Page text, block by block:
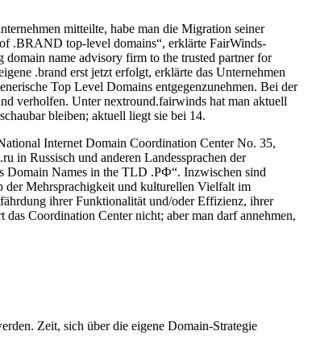
mitteilte, habe man die Migration seiner
.BRAND top-level domains“, erklärte FairWinds-
name advisory firm to the trusted partner for
.brand erst jetzt erfolgt, erklärte das Unternehmen
Top Level Domains entgegenzunehmen. Bei der
verholfen. Unter nextround.fairwinds hat man aktuell
bleiben; aktuell liegt sie bei 14.
Internet Domain Coordination Center No. 35,
in Russisch und anderen Landessprachen der
Domain Names in the TLD .РФ“. Inzwischen sind
der Mehrsprachigkeit und kulturellen Vielfalt im
ihrer Funktionalität und/oder Effizienz, ihrer
Coordination Center nicht; aber man darf annehmen,
Zeit, sich über die eigene Domain-Strategie